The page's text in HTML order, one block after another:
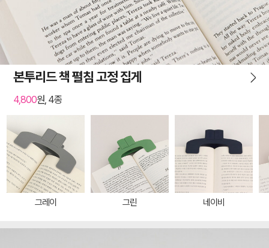
본투리드 책 펼침 고정 집게
4,800원, 4종
그레이 그린 네이비